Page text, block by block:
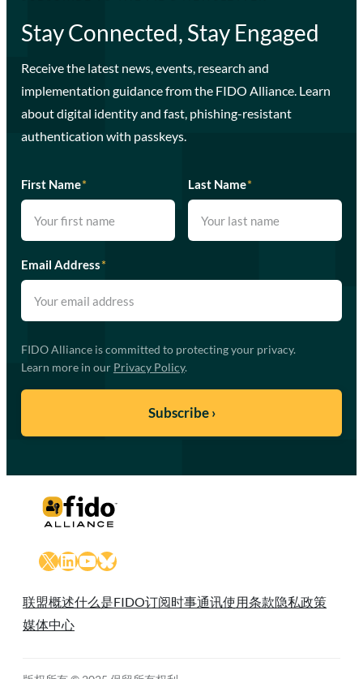
Stay Connected, Stay Engaged
Receive the latest news, events, research and
implementation guidance from the FIDO Alliance. Learn
about digital identity and fast, phishing-resistant
authentication with passkeys.
First Name* Last Name*
Email Address*
FIDO Alliance is committed to protecting your privacy.
Learn more in our Privacy Policy.
X LinkedIn
YouTube
Bluesky
联盟概述什么是FIDO订阅时事通讯使用条款隐私政策
媒体中心